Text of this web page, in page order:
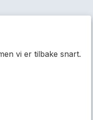
vi er tilbake snart.